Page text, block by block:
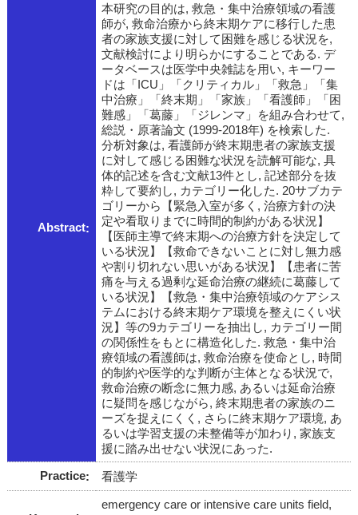
Abstract
本研究の目的は, 救急・集中治療領域の看護
師が, 救命治療から終末期ケアに移行した患
者の家族支援に対して困難を感じる状況を,
文献検討により明らかにすることである. デ
ータベースは医学中央雑誌を用い, キーワー
ドは「ICU」「クリティカル」「救急」「集
中治療」「終末期」「家族」「看護師」「困
難感」「葛藤」「ジレンマ」を組み合わせて,
総説・原著論文 (1999-2018年) を検索した.
分析対象は, 看護師が終末期患者の家族支援
に対して感じる困難な状況を読解可能な, 具
体的記述を含む文献13件とし, 記述部分を抜
粋して要約し, カテゴリー化した. 20サブカテ
ゴリーから【緊急入室が多く, 治療方針の決
定や看取りまでに時間的制約がある状況】
【医師主導で終末期への治療方針を決定して
いる状況】【救命できないことに対し無力感
や割り切れない思いがある状況】【患者に苦
痛を与える過剰な延命治療の継続に葛藤して
いる状況】【救急・集中治療領域のケアシス
テムにおける終末期ケア環境を整えにくい状
況】等の9カテゴリーを抽出し, カテゴリー間
の関係性をもとに構造化した. 救急・集中治
療領域の看護師は, 救命治療を使命とし, 時間
的制約や医学的な判断が主体となる状況で,
救命治療の断念に無力感, あるいは延命治療
に疑問を感じながら, 終末期患者の家族のニ
ーズを捉えにくく, さらに終末期ケア環境, あ
るいは学習支援の未整備等が加わり, 家族支
援に踏み出せない状況にあった.
Practice
看護学
emergency care or intensive care units field,